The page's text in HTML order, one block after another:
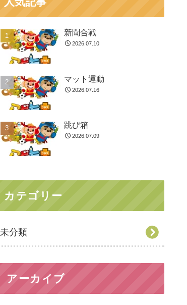
新聞合戦
2026.07.10
マット運動
2026.07.16
跳び箱
2026.07.09
カテゴリー
未分類
アーカイブ